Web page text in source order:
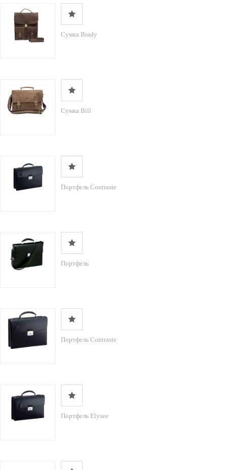
Сумка Brady
Сумка Bill
Портфель Contraste
Портфель
Портфель Contraste
Портфель Elysee